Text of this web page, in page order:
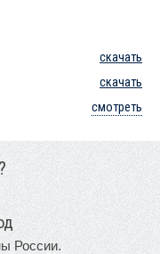
скачать
скачать
смотреть
России.